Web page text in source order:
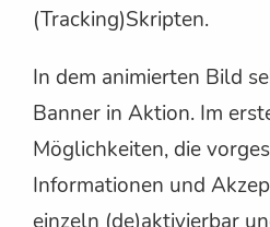
(Tracking)Skripten.
In dem animierten Bild
Banner in Aktion. Im
Möglichkeiten, die
Informationen und